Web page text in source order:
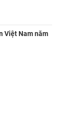
Việt Nam năm